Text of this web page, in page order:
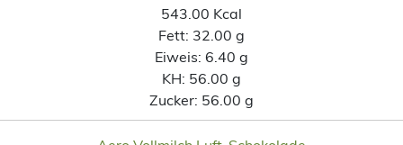
543.00 Kcal
Fett: 32.00 g
Eiweis: 6.40 g
KH: 56.00 g
Zucker: 56.00 g